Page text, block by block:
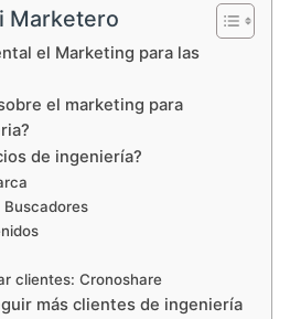
Marketero
el Marketing para las
el marketing para
de ingeniería?
Buscadores
clientes: Cronoshare
más clientes de ingeniería